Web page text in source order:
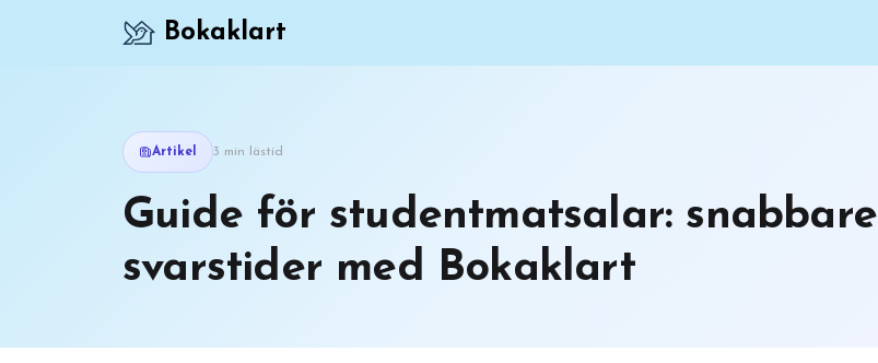
Bokaklart
Artikel 3 min lästid
Guide för studentmatsalar: snabbare
svarstider med Bokaklart